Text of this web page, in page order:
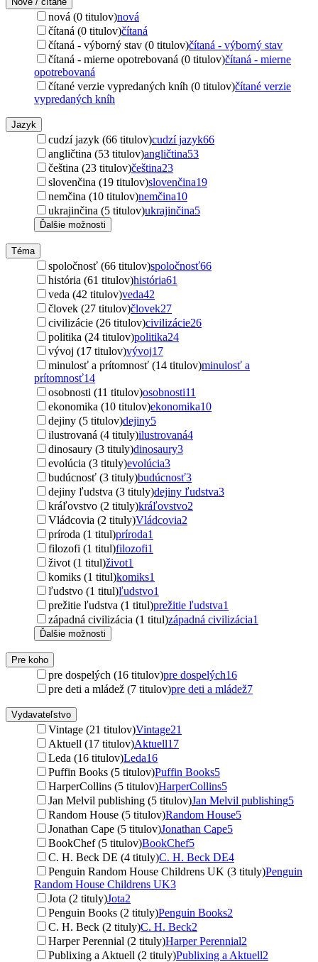
nová (0 titulov)nová
čítaná (0 titulov)čítaná
čítaná - výborný stav (0 titulov)čítaná - výborný stav
čítaná - mierne opotrebovaná (0 titulov)čítaná - mierne
opotrebovaná
čítané verzie vypredaných kníh (0 titulov)čítané verzie
vypredaných kníh
Jazyk
cudzí jazyk (66 titulov)cudzí jazyk66
angličtina (53 titulov)angličtina53
čeština (23 titulov)čeština23
slovenčina (19 titulov)slovenčina19
nemčina (10 titulov)nemčina10
ukrajinčina (5 titulov)ukrajinčina5
Ďalšie možnosti
Téma
spoločnosť (66 titulov)spoločnosť66
história (61 titulov)história61
veda (42 titulov)veda42
človek (27 titulov)človek27
civilizácie (26 titulov)civilizácie26
politika (24 titulov)politika24
vývoj (17 titulov)vývoj17
minulosť a prítomnosť (14 titulov)minulosť a
prítomnosť14
osobnosti (11 titulov)osobnosti11
ekonomika (10 titulov)ekonomika10
dejiny (5 titulov)dejiny5
ilustrovaná (4 tituly)ilustrovaná4
dinosaury (3 tituly)dinosaury3
evolúcia (3 tituly)evolúcia3
budúcnosť (3 tituly)budúcnosť3
dejiny ľudstva (3 tituly)dejiny ľudstva3
kráľovstvo (2 tituly)kráľovstvo2
Vládcovia (2 tituly)Vládcovia2
príroda (1 titul)príroda1
filozofi (1 titul)filozofi1
život (1 titul)život1
komiks (1 titul)komiks1
ľudstvo (1 titul)ľudstvo1
prežitie ľudstva (1 titul)prežitie ľudstva1
západná civilizácia (1 titul)západná civilizácia1
Ďalšie možnosti
Pre koho
pre dospelých (16 titulov)pre dospelých16
pre deti a mládež (7 titulov)pre deti a mládež7
Vydavateľstvo
Vintage (21 titulov)Vintage21
Aktuell (17 titulov)Aktuell17
Leda (16 titulov)Leda16
Puffin Books (5 titulov)Puffin Books5
HarperCollins (5 titulov)HarperCollins5
Jan Melvil publishing (5 titulov)Jan Melvil publishing5
Random House (5 titulov)Random House5
Jonathan Cape (5 titulov)Jonathan Cape5
BookChef (5 titulov)BookChef5
C. H. Beck DE (4 tituly)C. H. Beck DE4
Penguin Random House Childrens UK (3 tituly)Penguin
Random House Childrens UK3
Jota (2 tituly)Jota2
Penguin Books (2 tituly)Penguin Books2
C. H. Beck (2 tituly)C. H. Beck2
Harper Perennial (2 tituly)Harper Perennial2
Publixing a Aktuell (2 tituly)Publixing a Aktuell2